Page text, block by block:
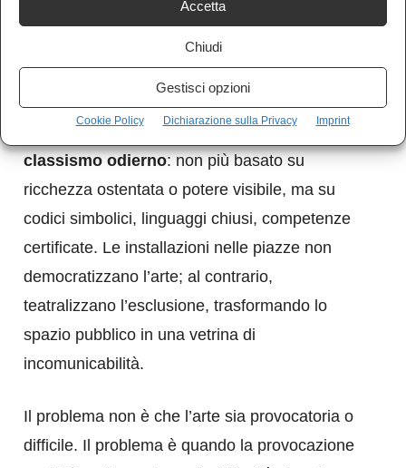
Accetta
Chiudi
Gestisci opzioni
Cookie Policy Dichiarazione sulla Privacy Imprint
dell’artista o del sistema che lo promuove.
In questo senso,l’arte contemporanea
riflette con sorprendente fedeltà il
classismo odierno: non più basato su
ricchezza ostentata o potere visibile, ma su
codici simbolici, linguaggi chiusi, competenze
certificate. Le installazioni nelle piazze non
democratizzano l’arte; al contrario,
teatralizzano l’esclusione, trasformando lo
spazio pubblico in una vetrina di
incomunicabilità.
Il problema non è che l’arte sia provocatoria o
difficile. Il problema è quando la provocazione